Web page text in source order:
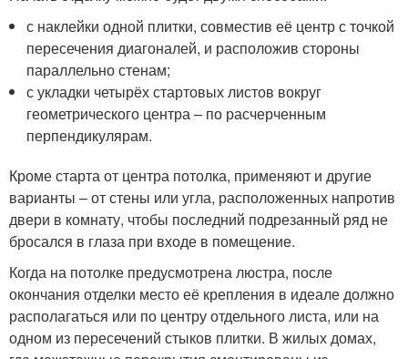
с наклейки одной плитки, совместив её центр с точкой
пересечения диагоналей, и расположив стороны
параллельно стенам;
с укладки четырёх стартовых листов вокруг
геометрического центра – по расчерченным
перпендикулярам.
Кроме старта от центра потолка, применяют и другие
варианты – от стены или угла, расположенных напротив
двери в комнату, чтобы последний подрезанный ряд не
бросался в глаза при входе в помещение.
Когда на потолке предусмотрена люстра, после
окончания отделки место её крепления в идеале должно
располагаться или по центру отдельного листа, или на
одном из пересечений стыков плитки. В жилых домах,